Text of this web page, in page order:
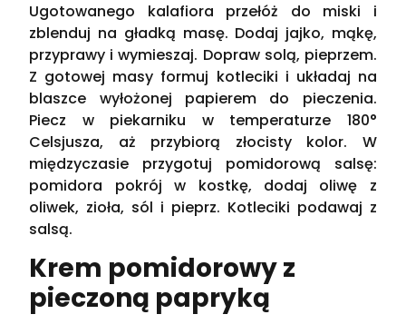
Ugotowanego kalafiora przełóż do miski i
zblenduj na gładką masę. Dodaj jajko, mąkę,
przyprawy i wymieszaj. Dopraw solą, pieprzem.
Z gotowej masy formuj kotleciki i układaj na
blaszce wyłożonej papierem do pieczenia.
Piecz w piekarniku w temperaturze 180°
Celsjusza, aż przybiorą złocisty kolor. W
międzyczasie przygotuj pomidorową salsę:
pomidora pokrój w kostkę, dodaj oliwę z
oliwek, zioła, sól i pieprz. Kotleciki podawaj z
salsą.
Krem pomidorowy z
pieczoną papryką